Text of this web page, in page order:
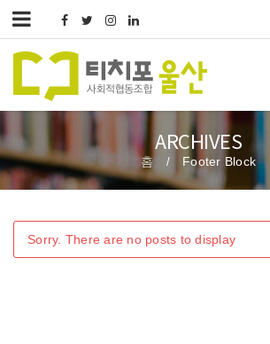
ARCHIVES
홈 / Footer Block
Sorry. There are no posts to display